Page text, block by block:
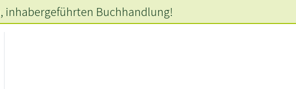
, inhabergeführten Buchhandlung!